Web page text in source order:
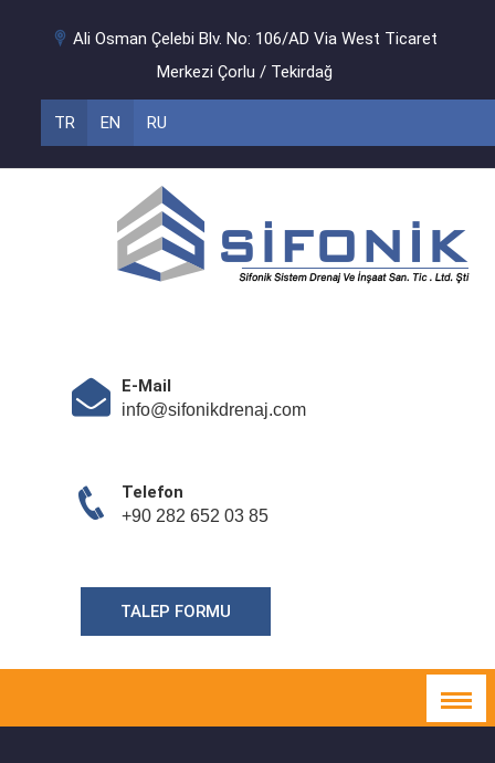
Ali Osman Çelebi Blv. No: 106/AD Via West Ticaret
Merkezi Çorlu / Tekirdağ
TR EN RU
E-Mail
info@sifonikdrenaj.com
Telefon
+90 282 652 03 85
TALEP FORMU